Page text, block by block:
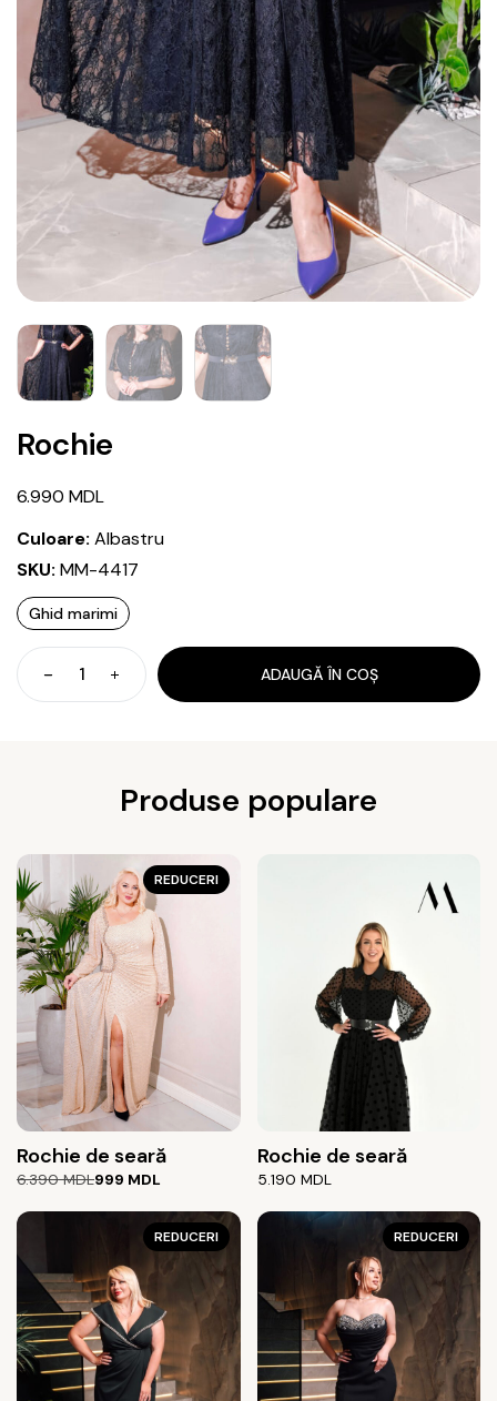
Rochie
6.990 MDL
Culoare: Albastru
SKU: MM-4417
Ghid marimi
Cantitate
Rochie
ADAUGĂ ÎN COȘ
Produse populare
REDUCERI
Rochie de seară
6.390MDL
Prețul
a
6.390 MDL.
999 MDL
Prețul
este:
Rochie de seară
5.190 MDL
REDUCERI REDUCERI